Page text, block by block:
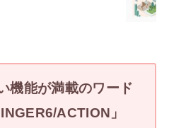
機能が満載のワード
ACTION」